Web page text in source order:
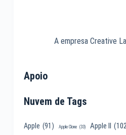
A empresa Creative
Apoio
Nuvem de Tags
Apple (91) Apple Clone (33) Apple II